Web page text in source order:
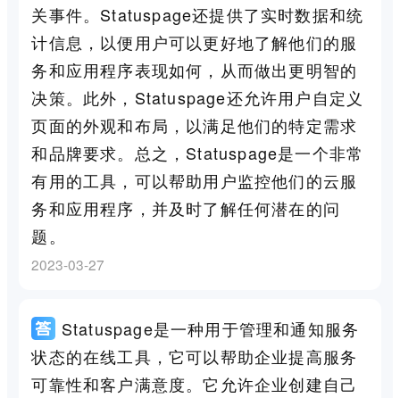
关事件。Statuspage还提供了实时数据和统
计信息，以便用户可以更好地了解他们的服
务和应用程序表现如何，从而做出更明智的
决策。此外，Statuspage还允许用户自定义
页面的外观和布局，以满足他们的特定需求
和品牌要求。总之，Statuspage是一个非常
有用的工具，可以帮助用户监控他们的云服
务和应用程序，并及时了解任何潜在的问
题。
2023-03-27
Statuspage是一种用于管理和通知服务
状态的在线工具，它可以帮助企业提高服务
可靠性和客户满意度。它允许企业创建自己